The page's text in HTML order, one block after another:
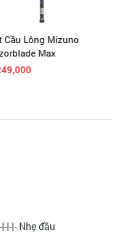
Cầu Lông Mizuno
Pro 825
|-|- Nhẹ đầu